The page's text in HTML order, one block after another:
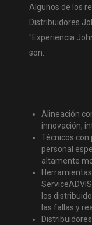
Algunos de los
Distribuidores
"Experiencia
son:
Alineación
innovación,
Técnicos
personal
altamente
los
las fallas y